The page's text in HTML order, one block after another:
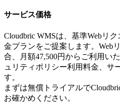
サービス価格
Cloudbric WMSは、基準Webリ
金プランをご提案します。Web
合、月額47,500円からご利用い
ュリティポリシー利用料金、サ
す。
まずは無償トライアルで
お確かめください。